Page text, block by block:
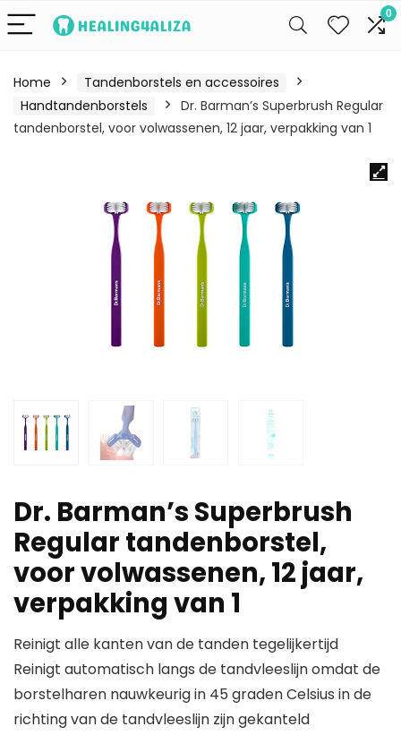
0
Home
Tandenborstels en accessoires
Handtandenborstels
Dr. Barman’s Superbrush Regular
tandenborstel, voor volwassenen, 12 jaar, verpakking van 1
Dr. Barman’s Superbrush
Regular tandenborstel,
voor volwassenen, 12 jaar,
verpakking van 1
Reinigt alle kanten van de tanden tegelijkertijd
Reinigt automatisch langs de tandvleeslijn omdat de
borstelharen nauwkeurig in 45 graden Celsius in de
richting van de tandvleeslijn zijn gekanteld